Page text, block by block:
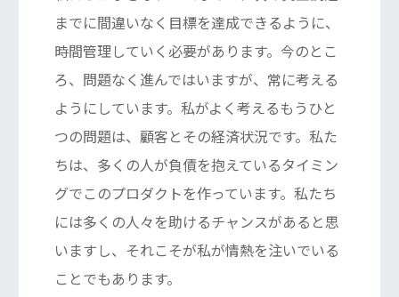
までに間違いなく目標を達成できるように、
時間管理していく必要があります。今のとこ
ろ、問題なく進んではいますが、常に考える
ようにしています。私がよく考えるもうひと
つの問題は、顧客とその経済状況です。私た
ちは、多くの人が負債を抱えているタイミン
グでこのプロダクトを作っています。私たち
には多くの人々を助けるチャンスがあると思
いますし、それこそが私が情熱を注いでいる
ことでもあります。